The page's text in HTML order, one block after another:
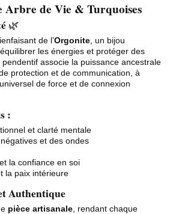
Arbre de Vie & Turquoises
🌿
de l’Orgonite , un bijou
les énergies et protéger des
associe la puissance ancestrale
de protection et de communication, à
universel de force et de connexion
:
et clarté mentale
et des ondes
la confiance en soi
la paix intérieure
Authentique
pièce artisanale , rendant chaque